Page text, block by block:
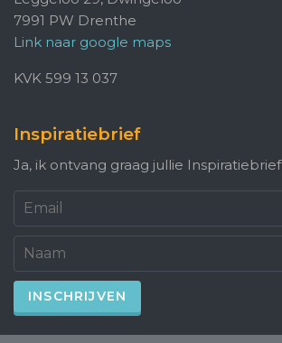
7991 PW Drenthe
Link naar google maps
KVK 599 13 037
Inspiratiebrief
Ja, ik ontvang graag jullie Inspiratiebrief